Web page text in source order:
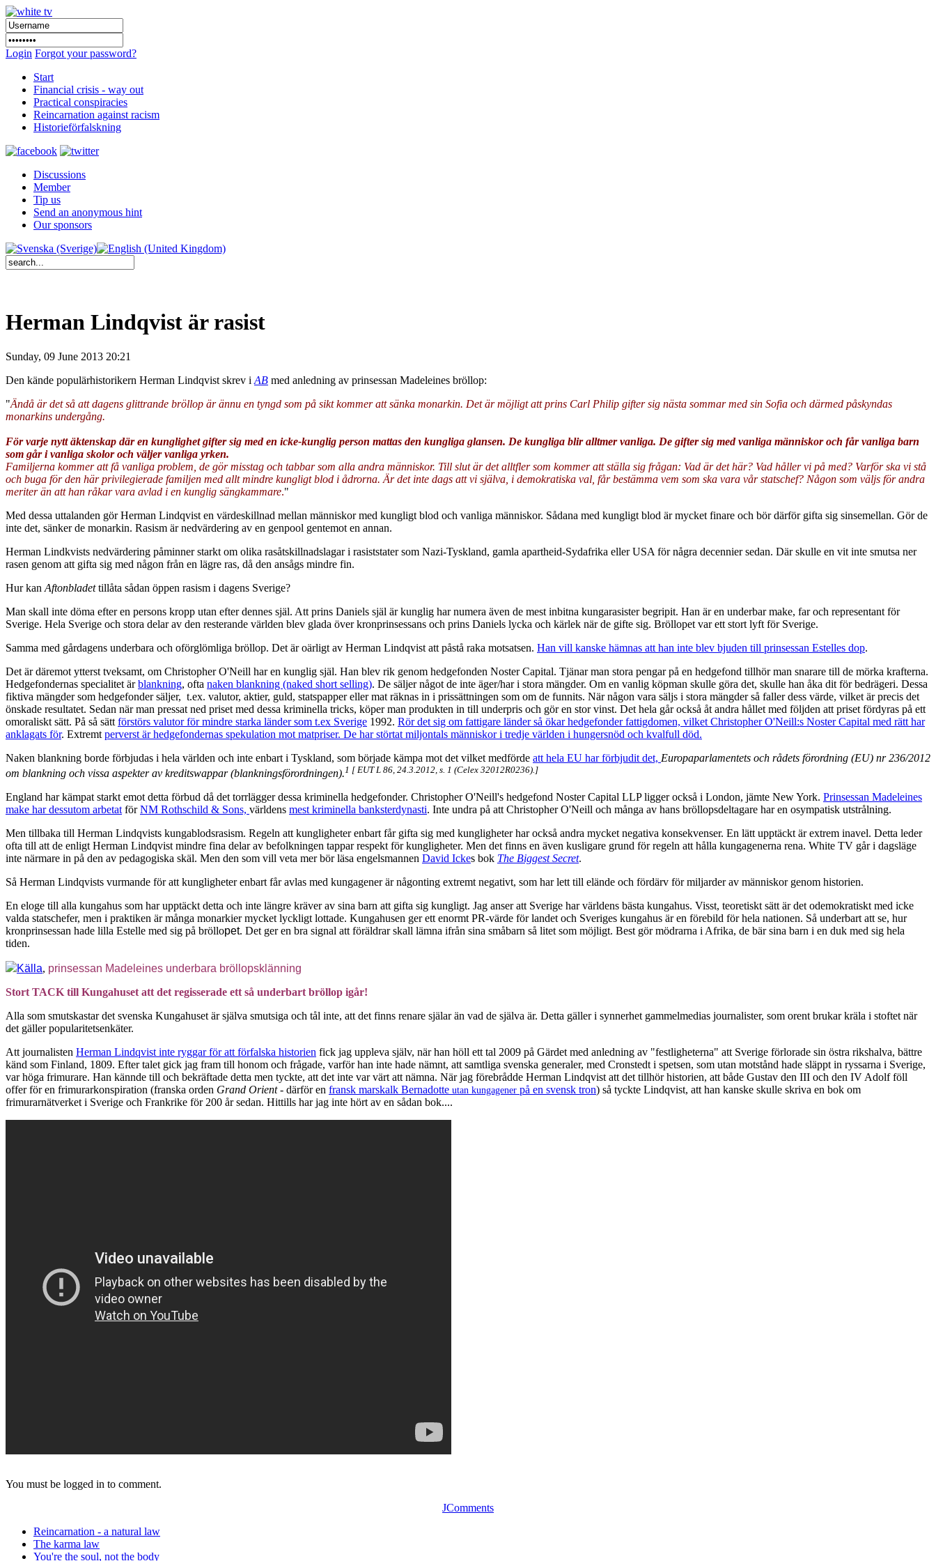
Login Forgot your password?
Start
Financial crisis - way out
Practical conspiracies
Reincarnation against racism
Historieförfalskning
Discussions
Member
Tip us
Send an anonymous hint
Our sponsors
Herman Lindqvist är rasist
Sunday, 09 June 2013 20:21
Den kände populärhistorikern Herman Lindqvist skrev i AB med anledning av prinsessan Madeleines bröllop:
"Ändå är det så att dagens glittrande bröllop är ännu en tyngd som på sikt kommer att sänka monarkin. Det är möjligt att prins Carl Philip gifter sig nästa sommar med sin Sofia och därmed påskyndas
monarkins undergång.
För varje nytt äktenskap där en kunglighet gifter sig med en icke-kunglig person mattas den kungliga glansen. De kungliga blir alltmer vanliga. De gifter sig med vanliga människor och får vanliga barn
som går i vanliga skolor och väljer vanliga yrken.
Familjerna kommer att få vanliga problem, de gör misstag och tabbar som alla andra människor. Till slut är det alltfler som kommer att ställa sig frågan: Vad är det här? Vad håller vi på med? Varför ska vi stå
och buga för den här privilegierade familjen med allt mindre kungligt blod i ådrorna. Är det inte dags att vi själva, i demokratiska val, får bestämma vem som ska vara vår statschef? Någon som väljs för andra
meriter än att han råkar vara avlad i en kunglig sängkammare."
Med dessa uttalanden gör Herman Lindqvist en värdeskillnad mellan människor med kungligt blod och vanliga människor. Sådana med kungligt blod är mycket finare och bör därför gifta sig sinsemellan. Gör de
inte det, sänker de monarkin. Rasism är nedvärdering av en genpool gentemot en annan.
Herman Lindkvists nedvärdering påminner starkt om olika rasåtskillnadslagar i rasiststater som Nazi-Tyskland, gamla apartheid-Sydafrika eller USA för några decennier sedan. Där skulle en vit inte smutsa ner
rasen genom att gifta sig med någon från en lägre ras, då den ansågs mindre fin.
Hur kan Aftonbladettillåta sådan öppen rasism i dagens Sverige?
Man skall inte döma efter en persons kropp utan efter dennes själ. Att prins Daniels själ är kunglig har numera även de mest inbitna kungarasister begripit. Han är en underbar make, far och representant för
Sverige. Hela Sverige och stora delar av den resterande världen blev glada över kronprinsessans och prins Daniels lycka och kärlek när de gifte sig. Bröllopet var ett stort lyft för Sverige.
Samma med gårdagens underbara och oförglömliga bröllop. Det är oärligt av Herman Lindqvist att påstå raka motsatsen. Han vill kanske hämnas att han inte blev bjuden till prinsessan Estelles dop.
Det är däremot ytterst tveksamt, om Christopher O'Neill har en kunglig själ. Han blev rik genom hedgefonden Noster Capital. Tjänar man stora pengar på en hedgefond tillhör man snarare till de mörka krafterna.
Hedgefondernas specialitet ärblankning, ofta naken blankning (naked short selling). De säljer något de inte äger/har i stora mängder. Om en vanlig köpman skulle göra det, skulle han åka dit för bedrägeri. Dessa
fiktiva mängder som hedgefonder säljer, t.ex. valutor, aktier, guld, statspapper eller mat räknas in i prissättningen som om de funnits. När någon vara säljs i stora mängder så faller dess värde, vilket är precis det
önskade resultatet. Sedan när man pressat ned priset med dessa kriminella tricks, köper man produkten in till underpris och gör en stor vinst. Det hela går också åt andra hållet med följden att priset fördyras på ett
omoraliskt sätt. På så sätt förstörs valutor för mindre starka länder som t.ex Sverige 1992. Rör det sig om fattigare länder så ökar hedgefonder fattigdomen, vilket Christopher O'Neill:s Noster Capital med rätt har
anklagats för. Extremt perverst är hedgefondernas spekulation mot matpriser. De har störtat miljontals människor i tredje världen i hungersnöd och kvalfull död.
Naken blankning borde förbjudas i hela världen och inte enbart i Tyskland, som började kämpa mot det vilket medförde att hela EU har förbjudit det, Europaparlamentets och rådets förordning (EU) nr 236/2012
om blankning och vissa aspekter av kreditswappar (blankningsförordningen).1 [ EUT L 86, 24.3.2012, s. 1 (Celex 32012R0236).]
England har kämpat starkt emot detta förbud då det torrlägger dessa kriminella hedgefonder. Christopher O'Neill's hedgefond Noster Capital LLP ligger också i London, jämte New York. Prinsessan Madeleines
make har dessutom arbetat förNM Rothschild & Sons, världens mest kriminella banksterdynasti. Inte undra på att Christopher O'Neill och många av hans bröllopsdeltagare har en osympatisk utstrålning.
Men tillbaka till Herman Lindqvists kungablodsrasism. Regeln att kungligheter enbart får gifta sig med kungligheter har också andra mycket negativa konsekvenser. En lätt upptäckt är extrem inavel. Detta leder
ofta till att de enligt Herman Lindqvist mindre fina delar av befolkningen tappar respekt för kungligheter. Men det finns en även kusligare grund för regeln att hålla kungagenerna rena. White TV går i dagsläge
inte närmare in på den av pedagogiska skäl. Men den som vill veta mer bör läsa engelsmannen David Ickes bok The Biggest Secret.
Så Herman Lindqvists vurmande för att kungligheter enbart får avlas med kungagener är någonting extremt negativt, som har lett till elände och fördärv för miljarder av människor genom historien.
En eloge till alla kungahus som har upptäckt detta och inte längre kräver av sina barn att gifta sig kungligt. Jag anser att Sverige har världens bästa kungahus. Visst, teoretiskt sätt är det odemokratiskt med icke
valda statschefer, men i praktiken är många monarkier mycket lyckligt lottade. Kungahusen ger ett enormt PR-värde för landet och Sveriges kungahus är en förebild för hela nationen. Så underbart att se, hur
kronprinsessan hade lilla Estelle med sig på bröllopet. Det ger en bra signal att föräldrar skall lämna ifrån sina småbarn så litet som möjligt. Best gör mödrarna i Afrika, de bär sina barn i en duk med sig hela
tiden.
Källa, prinsessan Madeleines underbara bröllopsklänning
Stort TACK till Kungahuset att det regisserade ett så underbart bröllop igår!
Alla som smutskastar det svenska Kungahuset är själva smutsiga och tål inte, att det finns renare själar än vad de själva är. Detta gäller i synnerhet gammelmedias journalister, som orent brukar kräla i stoftet när
det gäller popularitetsenkäter.
Att journalisten Herman Lindqvist inte ryggar för att förfalska historien fick jag uppleva själv, när han höll ett tal 2009 på Gärdet med anledning av "festligheterna" att Sverige förlorade sin östra rikshalva, bättre
känd som Finland, 1809. Efter talet gick jag fram till honom och frågade, varför han inte hade nämnt, att samtliga svenska generaler, med Cronstedt i spetsen, som utan motstånd hade släppt in ryssarna i Sverige,
var höga frimurare. Han kännde till och bekräftade detta men tyckte, att det inte var värt att nämna. När jag förebrådde Herman Lindqvist att det tillhör historien, att både Gustav den III och den IV Adolf föll
offer för en frimurarkonspiration (franska orden Grand Orient- därför en fransk marskalk Bernadotte utan kungagener på en svensk tron) så tyckte Lindqvist, att han kanske skulle skriva en bok om
frimurarnätverket i Sverige och Frankrike för 200 år sedan. Hittills har jag inte hört av en sådan bok....
You must be logged in to comment.
JComments
Reincarnation - a natural law
The karma law
You're the soul, not the body